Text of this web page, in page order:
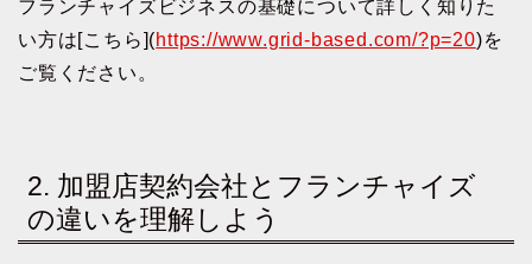
フランチャイズビジネスの基礎について詳しく知りた
い方は[こちら](https://www.grid-based.com/?p=20)を
ご覧ください。
2. 加盟店契約会社とフランチャイズ
の違いを理解しよう